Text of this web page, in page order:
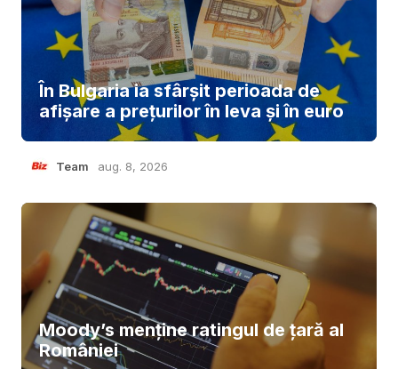
În Bulgaria ia sfârşit perioada de
afișare a prețurilor în ​​leva și în euro
Team aug. 8, 2026
Moody’s menține ratingul de țară al
României